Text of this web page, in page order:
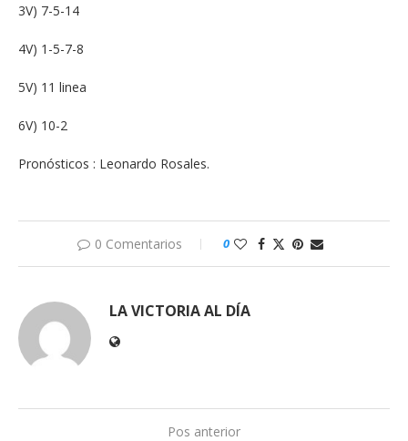
3V) 7-5-14
4V) 1-5-7-8
5V) 11 linea
6V) 10-2
Pronósticos : Leonardo Rosales.
0 Comentarios 0
LA VICTORIA AL DÍA
Pos anterior